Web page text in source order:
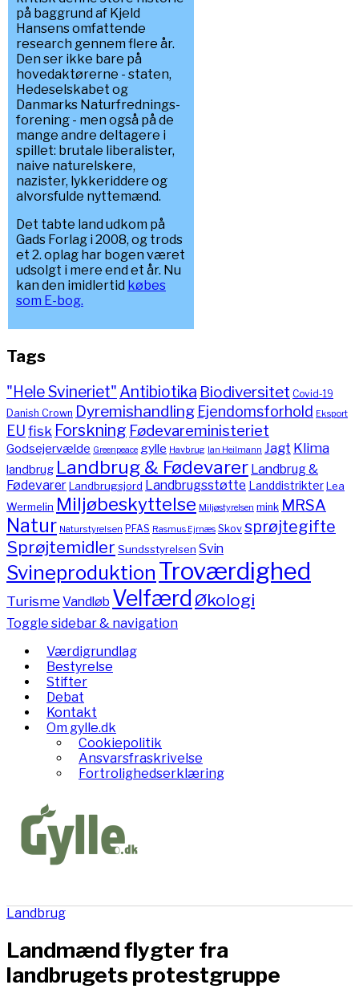
på baggrund af Kjeld
Hansens omfattende
research gennem flere år.
Den ser ikke bare på
hovedaktørerne - staten,
Hedeselskabet og
Danmarks Naturfrednings-
forening - men også på de
mange andre deltagere i
spillet: brutale liberalister,
naive naturelskere,
nazister, lykkeriddere og
alvorsfulde nyttemænd.
Det tabte land udkom på
Gads Forlag i 2008, og trods
et 2. oplag har bogen været
udsolgt i mere end et år. Nu
kan den imidlertid købes
som E-bog.
Tags
"Hele Svineriet" Antibiotika Biodiversitet Covid-19
Danish Crown Dyremishandling Ejendomsforhold Eksport
EUfisk Forskning Fødevareministeriet
Godsejervælde Greenpeace gylle Havbrug Ian Heilmann Jagt Klima
landbrug Landbrug & Fødevarer Landbrug &
FødevarerLandbrugsjord Landbrugsstøtte LanddistrikterLea
Wermelin Miljøbeskyttelse Miljøstyrelsen mink MRSA
Natur Naturstyrelsen PFAS Rasmus Ejrnæs Skov sprøjtegifte
Sprøjtemidler Sundsstyrelsen Svin
Svineproduktion Troværdighed
TurismeVandløb Velfærd Økologi
Toggle sidebar & navigation
Værdigrundlag
Bestyrelse
Stifter
Debat
Kontakt
Om gylle.dk
Cookiepolitik
Ansvarsfraskrivelse
Fortrolighedserklæring
Landbrug
Landmænd flygter fra
landbrugets protestgruppe